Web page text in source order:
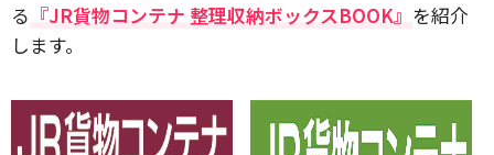
る 『JR貨物コンテナ 整理収納ボックスBOOK』 を紹介
します。